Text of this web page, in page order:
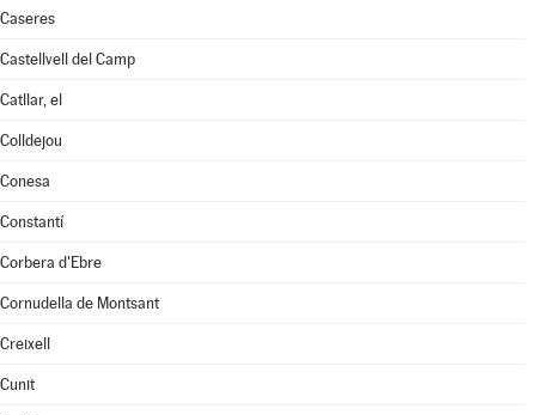
Caseres
Castellvell del Camp
Catllar, el
Colldejou
Conesa
Constantí
Corbera d'Ebre
Cornudella de Montsant
Creixell
Cunit